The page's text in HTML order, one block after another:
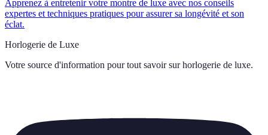
Apprenez à entretenir votre montre de luxe avec nos conseils
expertes et techniques pratiques pour assurer sa longévité et son
éclat.
Horlogerie de Luxe
Votre source d'information pour tout savoir sur horlogerie de luxe.